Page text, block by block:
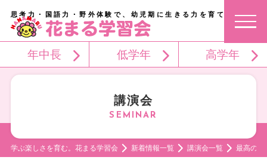
思考力・国語力・野外体験で、幼児期に生きる力を育てる。
年中長 低学年 高学年
講演会
学ぶ楽しさを育む。花まる学習会 新着情報一覧 講演会一覧 最高の頭